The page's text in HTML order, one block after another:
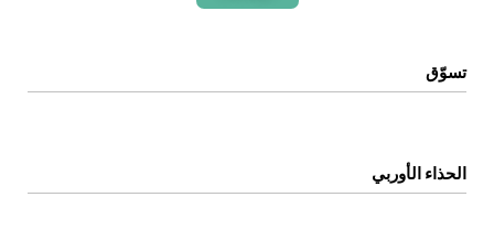
تسوّق
المتجر
الحذاء الأوربي